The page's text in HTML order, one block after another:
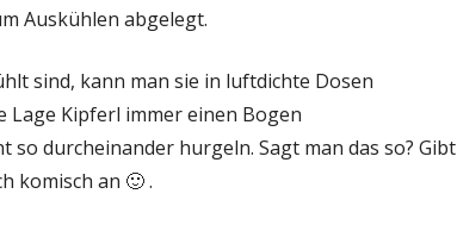
Auskühlen abgelegt.
sind, kann man sie in luftdichte Dosen
Lage Kipferl immer einen Bogen
durcheinander hurgeln. Sagt man das so? Gibt
komisch an 🙂 .